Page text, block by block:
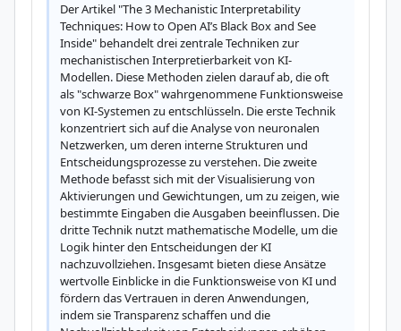
Der Artikel "The 3 Mechanistic Interpretability
Techniques: How to Open AI’s Black Box and See
Inside" behandelt drei zentrale Techniken zur
mechanistischen Interpretierbarkeit von KI-
Modellen. Diese Methoden zielen darauf ab, die oft
als "schwarze Box" wahrgenommene Funktionsweise
von KI-Systemen zu entschlüsseln. Die erste Technik
konzentriert sich auf die Analyse von neuronalen
Netzwerken, um deren interne Strukturen und
Entscheidungsprozesse zu verstehen. Die zweite
Methode befasst sich mit der Visualisierung von
Aktivierungen und Gewichtungen, um zu zeigen, wie
bestimmte Eingaben die Ausgaben beeinflussen. Die
dritte Technik nutzt mathematische Modelle, um die
Logik hinter den Entscheidungen der KI
nachzuvollziehen. Insgesamt bieten diese Ansätze
wertvolle Einblicke in die Funktionsweise von KI und
fördern das Vertrauen in deren Anwendungen,
indem sie Transparenz schaffen und die